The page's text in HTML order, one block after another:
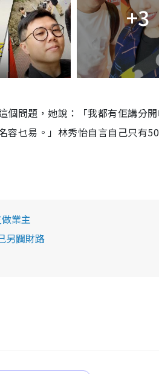
+3
個問題，她說：「我都有佢講分
容乜易。」林秀怡自言自己只有
業主
另闢財路